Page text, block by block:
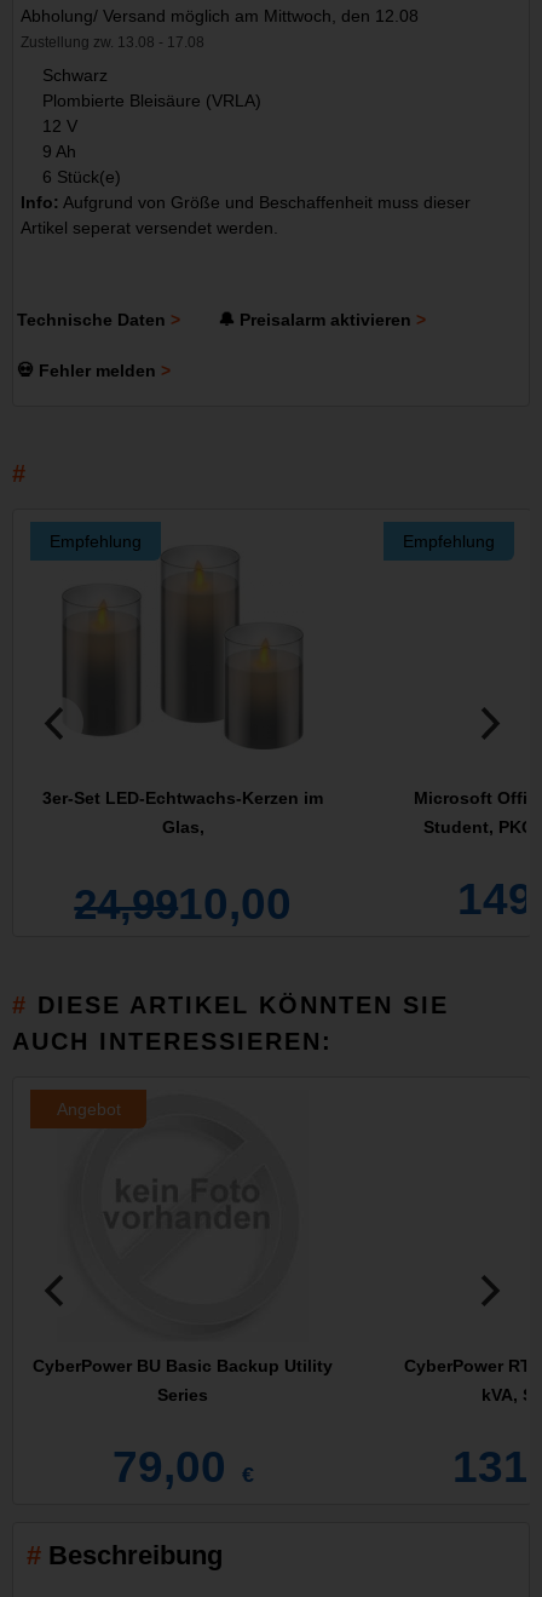
Abholung/ Versand möglich am Mittwoch, den 12.08
Zustellung zw. 13.08 - 17.08
Schwarz
Plombierte Bleisäure (VRLA)
12 V
9 Ah
6 Stück(e)
Info: Aufgrund von Größe und Beschaffenheit muss dieser
Artikel seperat versendet werden.
Technische Daten 🔔 Preisalarm aktivieren
💀 Fehler melden
Empfehlung
3er-Set LED-Echtwachs-Kerzen im
Glas,
10,00
24,99
Empfehlung
Microsoft
Student,
DIESE ARTIKEL KÖNNTEN SIE
AUCH INTERESSIEREN:
Angebot
CyberPower BU Basic Backup Utility
Series
79,00 €
CyberPower
kVA,
Beschreibung